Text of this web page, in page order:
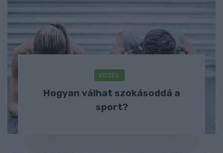
EDZÉS
Hogyan válhat szokásoddá a
sport?